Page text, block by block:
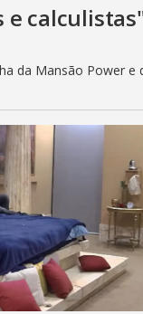
e
da Mansão Power